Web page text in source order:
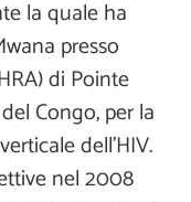
la quale ha
presso
di Pointe
Congo, per la
dell'HIV.
nel 2008